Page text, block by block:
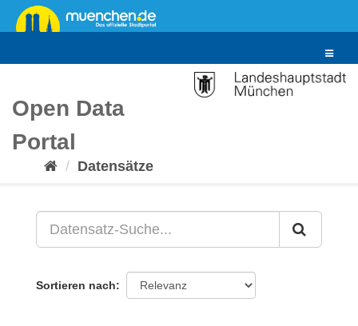
Überspringen
zum
Toggle
Open Data
Portal
Datensätze
Sortieren nach